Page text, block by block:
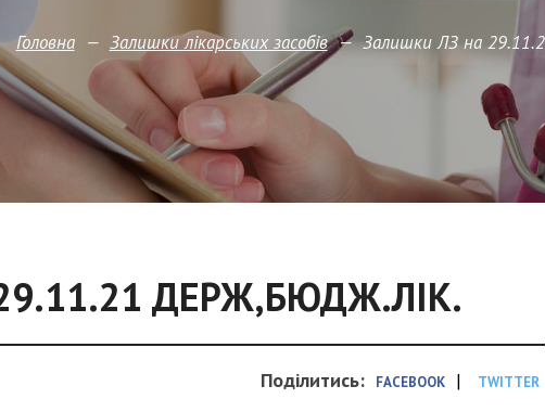
Головна — Залишки лікарських засобів — Залишки ЛЗ на
ДЕРЖ,БЮДЖ.ЛІК.
Поділитись: FACEBOOK | TWITTER